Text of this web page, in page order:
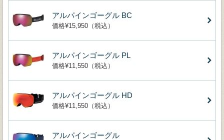
アルパインゴーグル BC
価格¥15,950（税込）
アルパインゴーグル PL
価格¥11,550（税込）
アルパインゴーグル HD
価格¥11,550（税込）
アルパインゴーグル